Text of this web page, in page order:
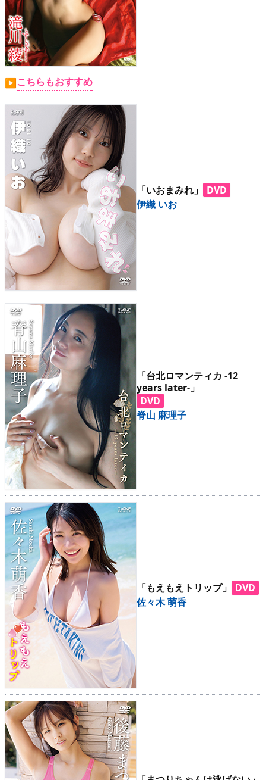
▶ お問い合わせフォーム
▶こちらもおすすめ
「いおまみれ」
DVD
伊織 いお
「台北ロマンティカ -12
years later-」
DVD
脊山 麻理子
「もえもえトリップ」
DVD
佐々木 萌香